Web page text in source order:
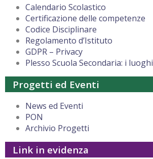
Calendario Scolastico
Certificazione delle competenze
Codice Disciplinare
Regolamento d’Istituto
GDPR – Privacy
Plesso Scuola Secondaria: i luoghi
Progetti ed Eventi
News ed Eventi
PON
Archivio Progetti
Link in evidenza